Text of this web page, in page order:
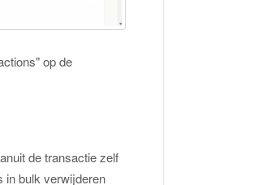
op de
de transactie zelf
in bulk verwijderen